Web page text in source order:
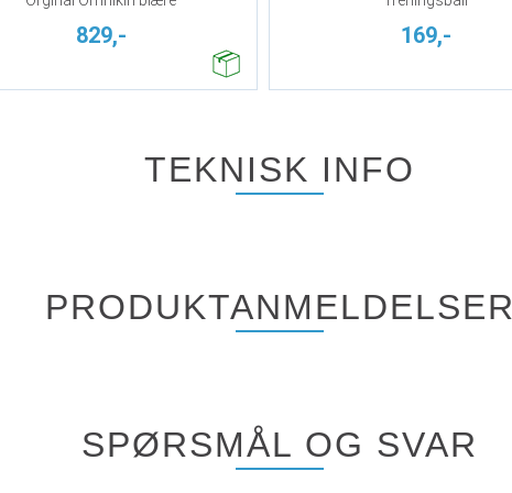
829,- 169,-
TEKNISK INFO
PRODUKTANMELDELSER
SPØRSMÅL OG SVAR